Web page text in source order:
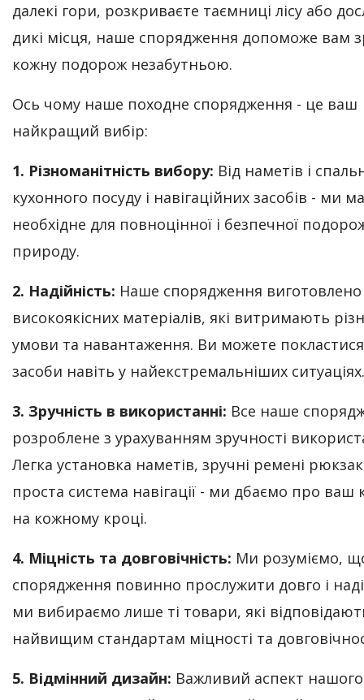
далекі гори, розкриваєте таємниці лісу або
дикі місця, наше спорядження допоможе вам
кожну подорож незабутньою.
Ось чому наше походне спорядження - це ваш
найкращий вибір:
1. Різноманітність вибору: Від наметів і
кухонного посуду і навігаційних засобів - ми
необхідне для повноцінної і безпечної
природу.
2. Надійність: Наше спорядження виготовлено
високоякісних матеріалів, які витримають
умови та навантаження. Ви можете
засоби навіть у найекстремальніших ситуаціях.
3. Зручність в використанні: Все наше
розроблене з урахуванням зручності
Легка установка наметів, зручні ремені
проста система навігації - ми дбаємо про ваш
на кожному кроці.
4. Міцність та довговічність: Ми розуміємо,
спорядження повинно прослужити довго і
ми вибираємо лише ті товари, які
найвищим стандартам міцності та
5. Відмінний дизайн: Важливий аспект нашого